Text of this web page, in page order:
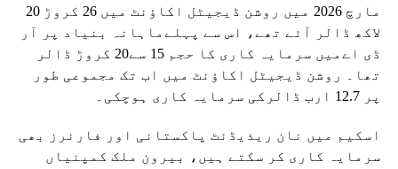
مارچ 2026 میں روشن ڈیجیٹل اکاؤنٹ میں 26 کروڑ 20
لاکھ ڈالر آئے تھے، اس سے پہلےماہانہ بنیاد پر آر
ڈی اےمیں سرمایہ کاری کا حجم 15 سے20 کروڑ ڈالر
تھا۔ روشن ڈیجیٹل اکاؤنٹ میں اب تک مجموعی طور
پر 12.7 ارب ڈالرکی سرمایہ کاری ہوچکی۔
اسکیم میں نان ریذیڈنٹ پاکستانی اور فارنرز بھی
سرمایہ کاری کر سکتے ہیں، بیرون ملک کمپنیاں